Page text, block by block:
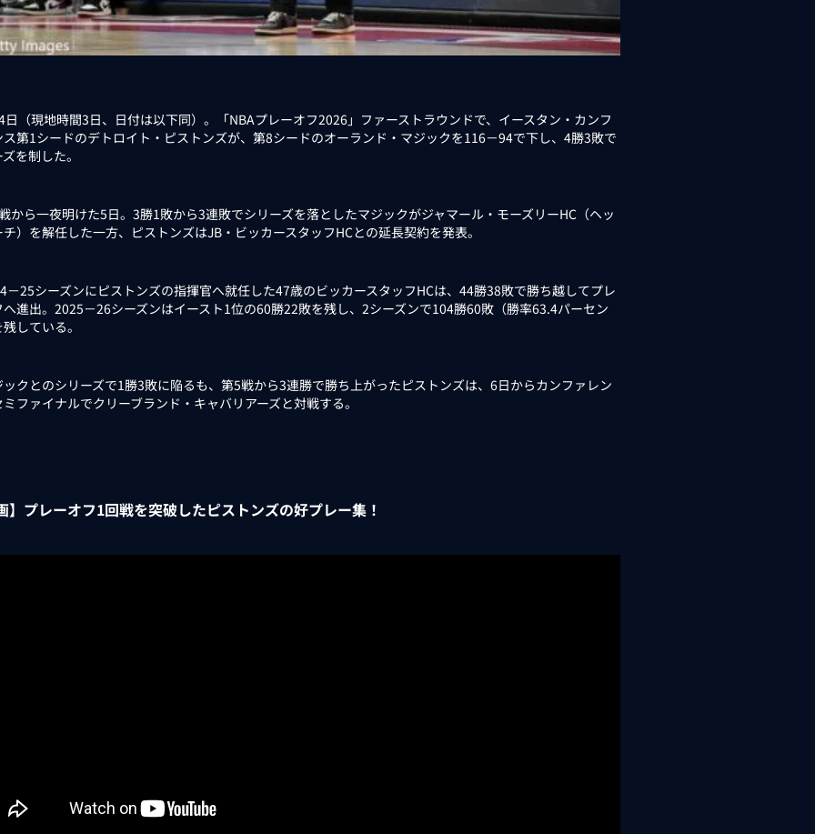
（現地時間3日、日付は以下同）。「NBAプレーオフ2026」ファーストラウンドで、イースタン・カンフ
ス第1シードのデトロイト・ピストンズが、第8シードのオーランド・マジックを116－94で下し、4勝3敗で
を制した。
ら一夜明けた5日。3勝1敗から3連敗でシリーズを落としたマジックがジャマール・モーズリーHC（ヘッ
）を解任した一方、ピストンズはJB・ビッカースタッフHCとの延長契約を発表。
25シーズンにピストンズの指揮官へ就任した47歳のビッカースタッフHCは、44勝38敗で勝ち越してプレ
進出。2025－26シーズンはイースト1位の60勝22敗を残し、2シーズンで104勝60敗（勝率63.4パーセン
している。
クとのシリーズで1勝3敗に陥るも、第5戦から3連勝で勝ち上がったピストンズは、6日からカンファレン
ファイナルでクリーブランド・キャバリアーズと対戦する。
】プレーオフ1回戦を突破したピストンズの好プレー集！